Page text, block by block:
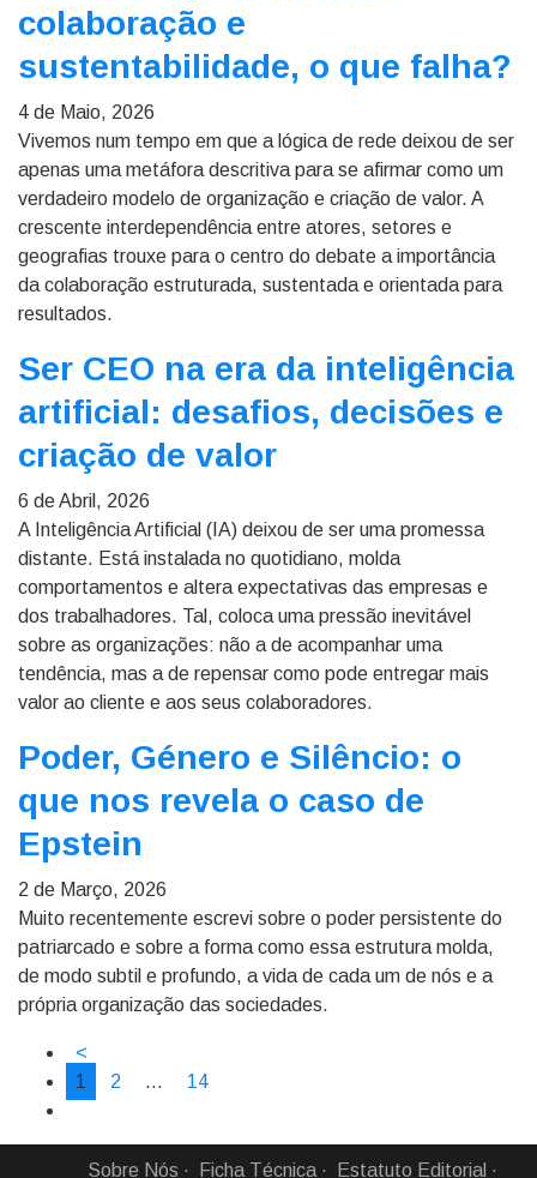
colaboração e
sustentabilidade, o que falha?
4 de Maio, 2026
Vivemos num tempo em que a lógica de rede deixou de ser
apenas uma metáfora descritiva para se afirmar como um
verdadeiro modelo de organização e criação de valor. A
crescente interdependência entre atores, setores e
geografias trouxe para o centro do debate a importância
da colaboração estruturada, sustentada e orientada para
resultados.
Ser CEO na era da inteligência
artificial: desafios, decisões e
criação de valor
6 de Abril, 2026
A Inteligência Artificial (IA) deixou de ser uma promessa
distante. Está instalada no quotidiano, molda
comportamentos e altera expectativas das empresas e
dos trabalhadores. Tal, coloca uma pressão inevitável
sobre as organizações: não a de acompanhar uma
tendência, mas a de repensar como pode entregar mais
valor ao cliente e aos seus colaboradores.
Poder, Género e Silêncio: o
que nos revela o caso de
Epstein
2 de Março, 2026
Muito recentemente escrevi sobre o poder persistente do
patriarcado e sobre a forma como essa estrutura molda,
de modo subtil e profundo, a vida de cada um de nós e a
própria organização das sociedades.
<
1
2 … 14
Sobre Nós Ficha Técnica Estatuto Editorial